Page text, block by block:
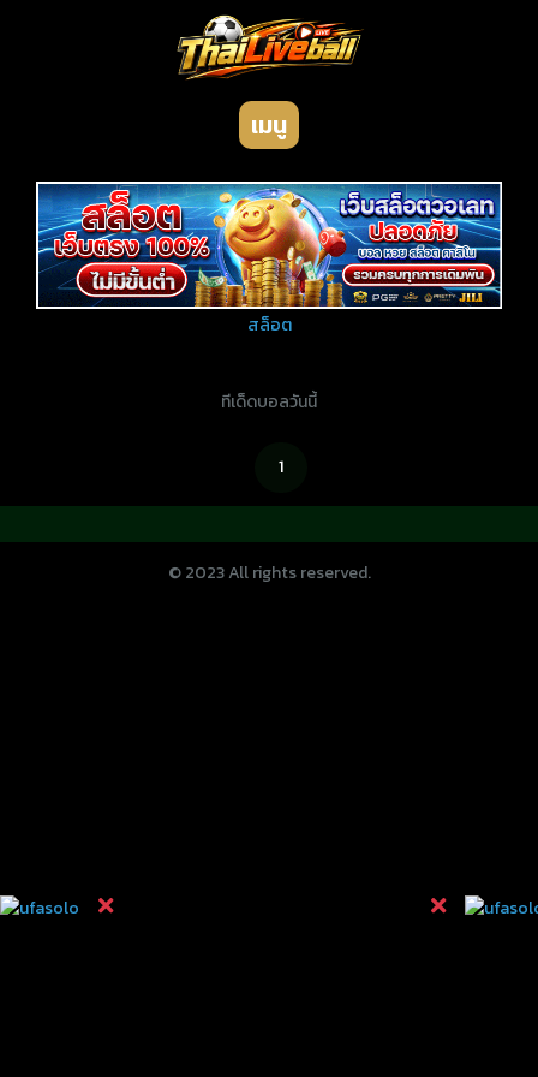
เมนู
สล็อต
ทีเด็ดบอลวันนี้
1
© 2023 All rights reserved.